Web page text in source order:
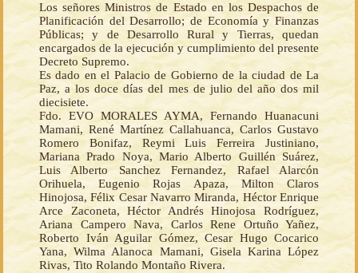
Los señores Ministros de Estado en los Despachos de
Planificación del Desarrollo; de Economía y Finanzas
Públicas; y de Desarrollo Rural y Tierras, quedan
encargados de la ejecución y cumplimiento del presente
Decreto Supremo.
Es dado en el Palacio de Gobierno de la ciudad de La
Paz, a los doce días del mes de julio del año dos mil
diecisiete.
Fdo. EVO MORALES AYMA, Fernando Huanacuni
Mamani, René Martínez Callahuanca, Carlos Gustavo
Romero Bonifaz, Reymi Luis Ferreira Justiniano,
Mariana Prado Noya, Mario Alberto Guillén Suárez,
Luis Alberto Sanchez Fernandez, Rafael Alarcón
Orihuela, Eugenio Rojas Apaza, Milton Claros
Hinojosa, Félix Cesar Navarro Miranda, Héctor Enrique
Arce Zaconeta, Héctor Andrés Hinojosa Rodríguez,
Ariana Campero Nava, Carlos Rene Ortuño Yañez,
Roberto Iván Aguilar Gómez, Cesar Hugo Cocarico
Yana, Wilma Alanoca Mamani, Gisela Karina López
Rivas, Tito Rolando Montaño Rivera.